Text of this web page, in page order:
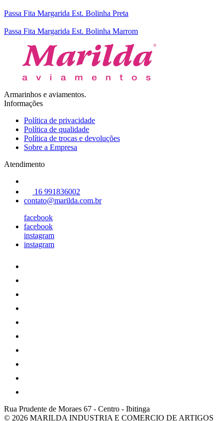
Passa Fita Margarida Est. Bolinha Preta
Passa Fita Margarida Est. Bolinha Marrom
Armarinhos e aviamentos.
Informações
Política de privacidade
Política de qualidade
Política de trocas e devoluções
Sobre a Empresa
Atendimento
16 991836002
contato@marilda.com.br
facebook
facebook
instagram
instagram
Rua Prudente de Moraes 67 - Centro - Ibitinga
© 2026 MARILDA INDUSTRIA E COMERCIO DE ARTIGOS